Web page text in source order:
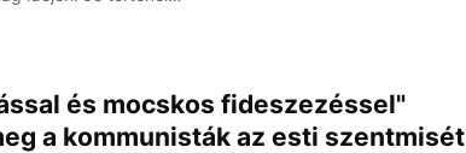
és mocskos fideszezéssel"
a kommunisták az esti szentmisét